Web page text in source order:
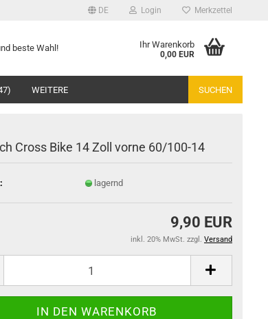
DE Login Merkzettel
beste Wahl! Ihr Warenkorb
0,00 EUR
SUCHEN
WEITERE
Cross Bike 14 Zoll vorne 60/100-14
lagernd
9,90 EUR
inkl. 20% MwSt. zzgl. Versand